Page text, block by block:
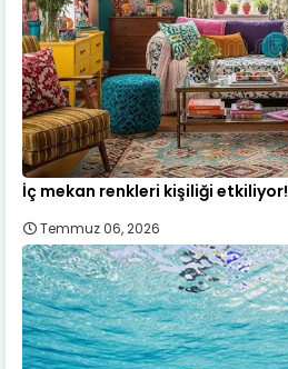
İç mekan renkleri kişiliği etkiliyor!
Temmuz 06, 2026